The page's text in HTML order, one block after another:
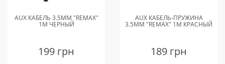
AUX КАБЕЛЬ 3.5MM "REMAX"
1M ЧЕРНЫЙ
199 грн
AUX КАБЕЛЬ-ПРУЖИНА
3.5MM "REMAX" 1M КРАСНЫЙ
189 грн